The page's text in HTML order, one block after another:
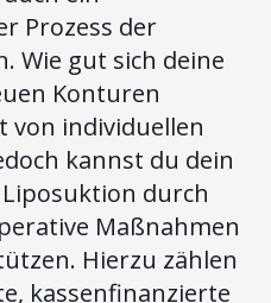
Prozess der
Wie gut sich deine
Konturen
von individuellen
kannst du dein
durch
Maßnahmen
Hierzu zählen
kassenfinanzierte